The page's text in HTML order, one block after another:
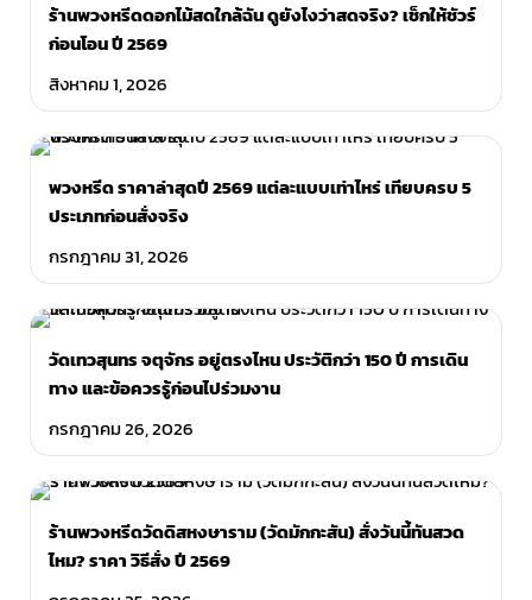
ร้านพวงหรีดดอกไม้สดใกล้ฉัน ดูยังไงว่าสดจริง? เช็กให้ชัวร์
ก่อนโอน ปี 2569
สิงหาคม 1, 2026
พวงหรีด ราคาล่าสุดปี 2569 แต่ละแบบเท่าไหร่ เทียบครบ 5
ประเภทก่อนสั่งจริง
กรกฎาคม 31, 2026
วัดเทวสุนทร จตุจักร อยู่ตรงไหน ประวัติกว่า 150 ปี การเดิน
ทาง และข้อควรรู้ก่อนไปร่วมงาน
กรกฎาคม 26, 2026
ร้านพวงหรีดวัดดิสหงษาราม (วัดมักกะสัน) สั่งวันนี้ทันสวด
ไหม? ราคา วิธีสั่ง ปี 2569